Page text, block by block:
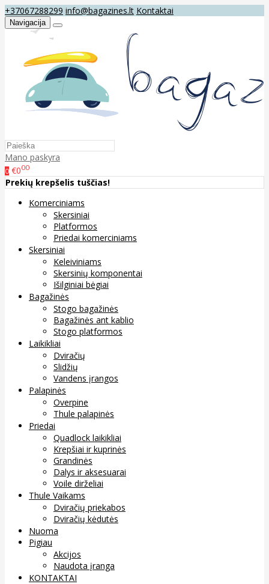
+37067288299 info@bagazines.lt Kontaktai
Navigacija
Mano paskyra
0 €000
Prekių krepšelis tuščias!
Komerciniams
Skersiniai
Platformos
Priedai komerciniams
Skersiniai
Keleiviniams
Skersinių komponentai
Išilginiai bėgiai
Bagažinės
Stogo bagažinės
Bagažinės ant kablio
Stogo platformos
Laikikliai
Dviračių
Slidžių
Vandens įrangos
Palapinės
Overpine
Thule palapinės
Priedai
Quadlock laikikliai
Krepšiai ir kuprinės
Grandinės
Dalys ir aksesuarai
Voile dirželiai
Thule Vaikams
Dviračių priekabos
Dviračių kėdutės
Nuoma
Pigiau
Akcijos
Naudota įranga
KONTAKTAI